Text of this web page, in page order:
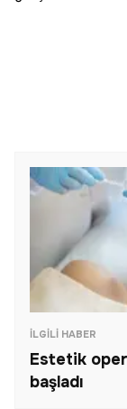
İLGILI HABER
Estetik
başladı